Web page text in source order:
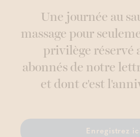
Une journée au
massage pour
privilège réservé
abonnés de notre
et dont c'est
Enregistrez